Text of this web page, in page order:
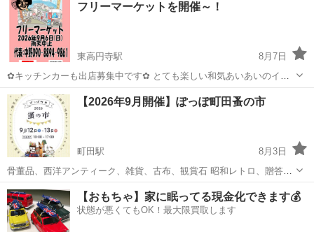
フリーマーケットを開催～！
東高円寺駅
8月7日
✿キッチンカーも出店募集中です✿ とても楽しい和気あいあいのイベ
ントです。 杉並も盛り上げてますが、自分たちも盛り上げてますので
出店希望の方はご連絡ください。 日程 ：2026年9月6日(日)【雨天中
止...
東京 杉並区 東高円寺駅 フリーマーケット
キッチンカー
【2026年9月開催】ぽっぽ町田蚤の市
町田駅
8月3日
骨董品、西洋アンティーク、雑貨、古布、観賞石 昭和レトロ、贈答
品、食器、アクセサリー...etc. 掘り出し物がたくさん並ぶ蚤の市を開
催します。 皆さまのご来場、お待ちしております！ ------------...
東京 町田市 町田駅 フリーマーケット 蚤の市
【おもちゃ】家に眠ってる現金化できます💰
状態が悪くてもOK！最大限買取します